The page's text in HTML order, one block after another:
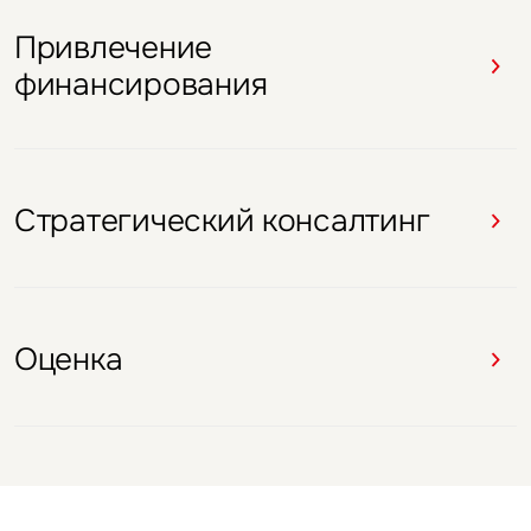
Привлечение
финансирования
Стратегический консалтинг
Оценка
Брокеридж
Брокеридж
Брокеридж
Брокеридж